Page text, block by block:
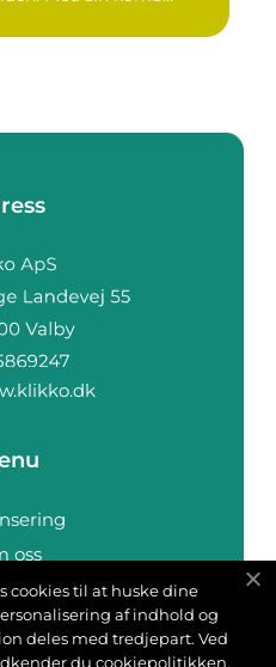
oss
oss
cookies til at huske dine
af indhold og
deles med tredjepart. Ved
du cookiepolitikken.